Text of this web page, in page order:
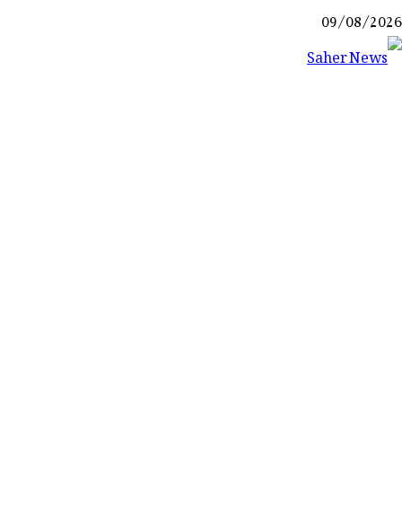
Skip
to
09/08/2026